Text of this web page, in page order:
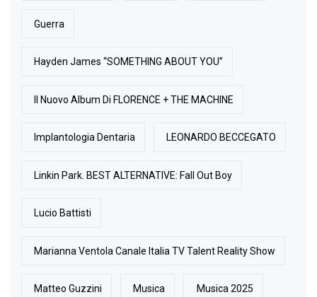
Guerra
Hayden James “SOMETHING ABOUT YOU”
Il Nuovo Album Di FLORENCE + THE MACHINE
Implantologia Dentaria LEONARDO BECCEGATO
Linkin Park. BEST ALTERNATIVE: Fall Out Boy
Lucio Battisti
Marianna Ventola Canale Italia TV Talent Reality Show
Matteo Guzzini Musica Musica 2025